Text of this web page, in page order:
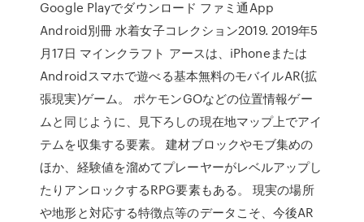
Google Playでダウンロード ファミ通App
Android別冊 水着女子コレクション2019. 2019年5
月17日 マインクラフト アースは、iPhoneまたは
Androidスマホで遊べる基本無料のモバイルAR(拡
張現実)ゲーム。 ポケモンGOなどの位置情報ゲー
ムと同じように、見下ろしの現在地マップ上でアイ
テムを収集する要素。 建材ブロックやモブ集めの
ほか、経験値を溜めてプレーヤーがレベルアップし
たりアンロックするRPG要素もある。 現実の場所
や地形と対応する特徴点等のデータこそ、今後AR